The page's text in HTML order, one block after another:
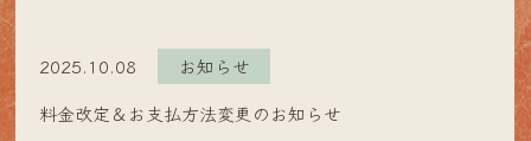
2025.10.08
料金改定＆お支払方法変更のお知らせ
お知らせ